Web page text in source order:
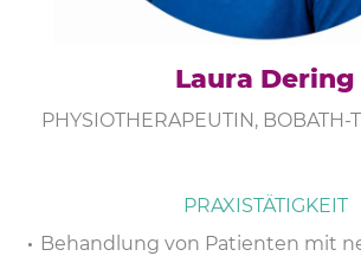
Laura Dering
PHYSIOTHERAPEUTIN, BOBATH-
PRAXISTÄTIGKEIT
Behandlung von Patienten mit